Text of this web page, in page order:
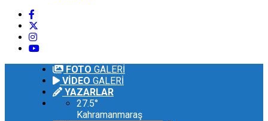
FOTO GALERİ
VİDEO GALERİ
YAZARLAR
27.5°
Kahramanmaraş